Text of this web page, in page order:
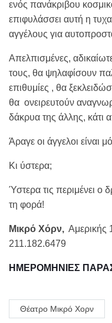
ενός πανάκριβου
επιφυλάσσει αυτή η
αγγέλους για
Απελπισμένες,
τους, θα ψηλαφίσουν
επιθυμίες , θα
θα ονειρευτούν
δάκρυα της άλλης, κάτι
Άραγε οι άγγελοι είναι
Κι ύστερα;
Ύστερα τις περιμένει ο
τη φορά!
Μικρό Χόρν, Αμερικής
211.182.6479
ΗΜΕΡΟΜΗΝΙΕΣ
Θέατρο Μικρό Χορν